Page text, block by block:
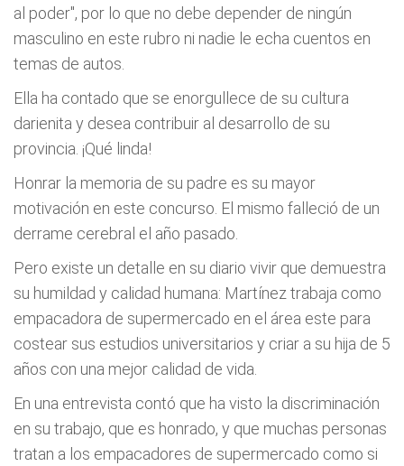
al poder", por lo que no debe depender de ningún
masculino en este rubro ni nadie le echa cuentos en
temas de autos.
Ella ha contado que se enorgullece de su cultura
darienita y desea contribuir al desarrollo de su
provincia. ¡Qué linda!
Honrar la memoria de su padre es su mayor
motivación en este concurso. El mismo falleció de un
derrame cerebral el año pasado.
Pero existe un detalle en su diario vivir que demuestra
su humildad y calidad humana: Martínez trabaja como
empacadora de supermercado en el área este para
costear sus estudios universitarios y criar a su hija de 5
años con una mejor calidad de vida.
En una entrevista contó que ha visto la discriminación
en su trabajo, que es honrado, y que muchas personas
tratan a los empacadores de supermercado como si